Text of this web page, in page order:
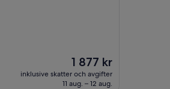
Priset
är
1 877 kr
1 877 kr
inklusive skatter och avgifter
11 aug. – 12 aug.